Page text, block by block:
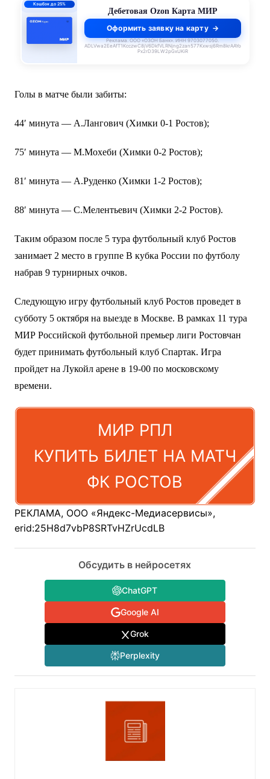
0% до 140 дней
Кредитная Ozon Карта
Оформить заявку на карту
Реклама. ООО «ОЗОН Банк». ИНН 9703077050.
ADLVwa2EeAfT1KcczwC8jV6DkfVLRNjng2zan577Kxwsj6Rm8krAAYo
Px2rD39LW2pGxUKiR
Голы в матче были забиты:
44′ минута — А.Лангович (Химки 0-1 Ростов);
75′ минута — М.Мохеби (Химки 0-2 Ростов);
81′ минута — А.Руденко (Химки 1-2 Ростов);
88′ минута — С.Мелентьевич (Химки 2-2 Ростов).
Таким образом после 5 тура футбольный клуб Ростов
занимает 2 место в группе В кубка России по футболу
набрав 9 турнирных очков.
Следующую игру футбольный клуб Ростов проведет в
субботу 5 октября на выезде в Москве. В рамках 11 тура
МИР Российской футбольной премьер лиги Ростовчан
будет принимать футбольный клуб Спартак. Игра
пройдет на Лукойл арене в 19-00 по московскому
времени.
МИР РПЛ
КУПИТЬ БИЛЕТ НА МАТЧ
ФК РОСТОВ
РЕКЛАМА, ООО «Яндекс-Медиасервисы»,
erid:25H8d7vbP8SRTvHZrUcdLB
Обсудить в нейросетях
ChatGPT
Google AI
Grok
Perplexity